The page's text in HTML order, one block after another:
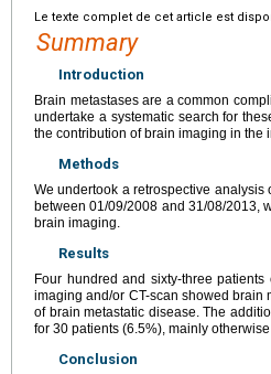
Le texte complet de cet article est
Summary
Introduction
Brain metastases are a common
undertake a systematic search for
the contribution of brain imaging in the
Methods
We undertook a retrospective
between 01/09/2008 and 31/08/2013,
brain imaging.
Results
Four hundred and sixty-three
imaging and/or CT-scan showed brain
of brain metastatic disease. The
for 30 patients (6.5%), mainly
Conclusion